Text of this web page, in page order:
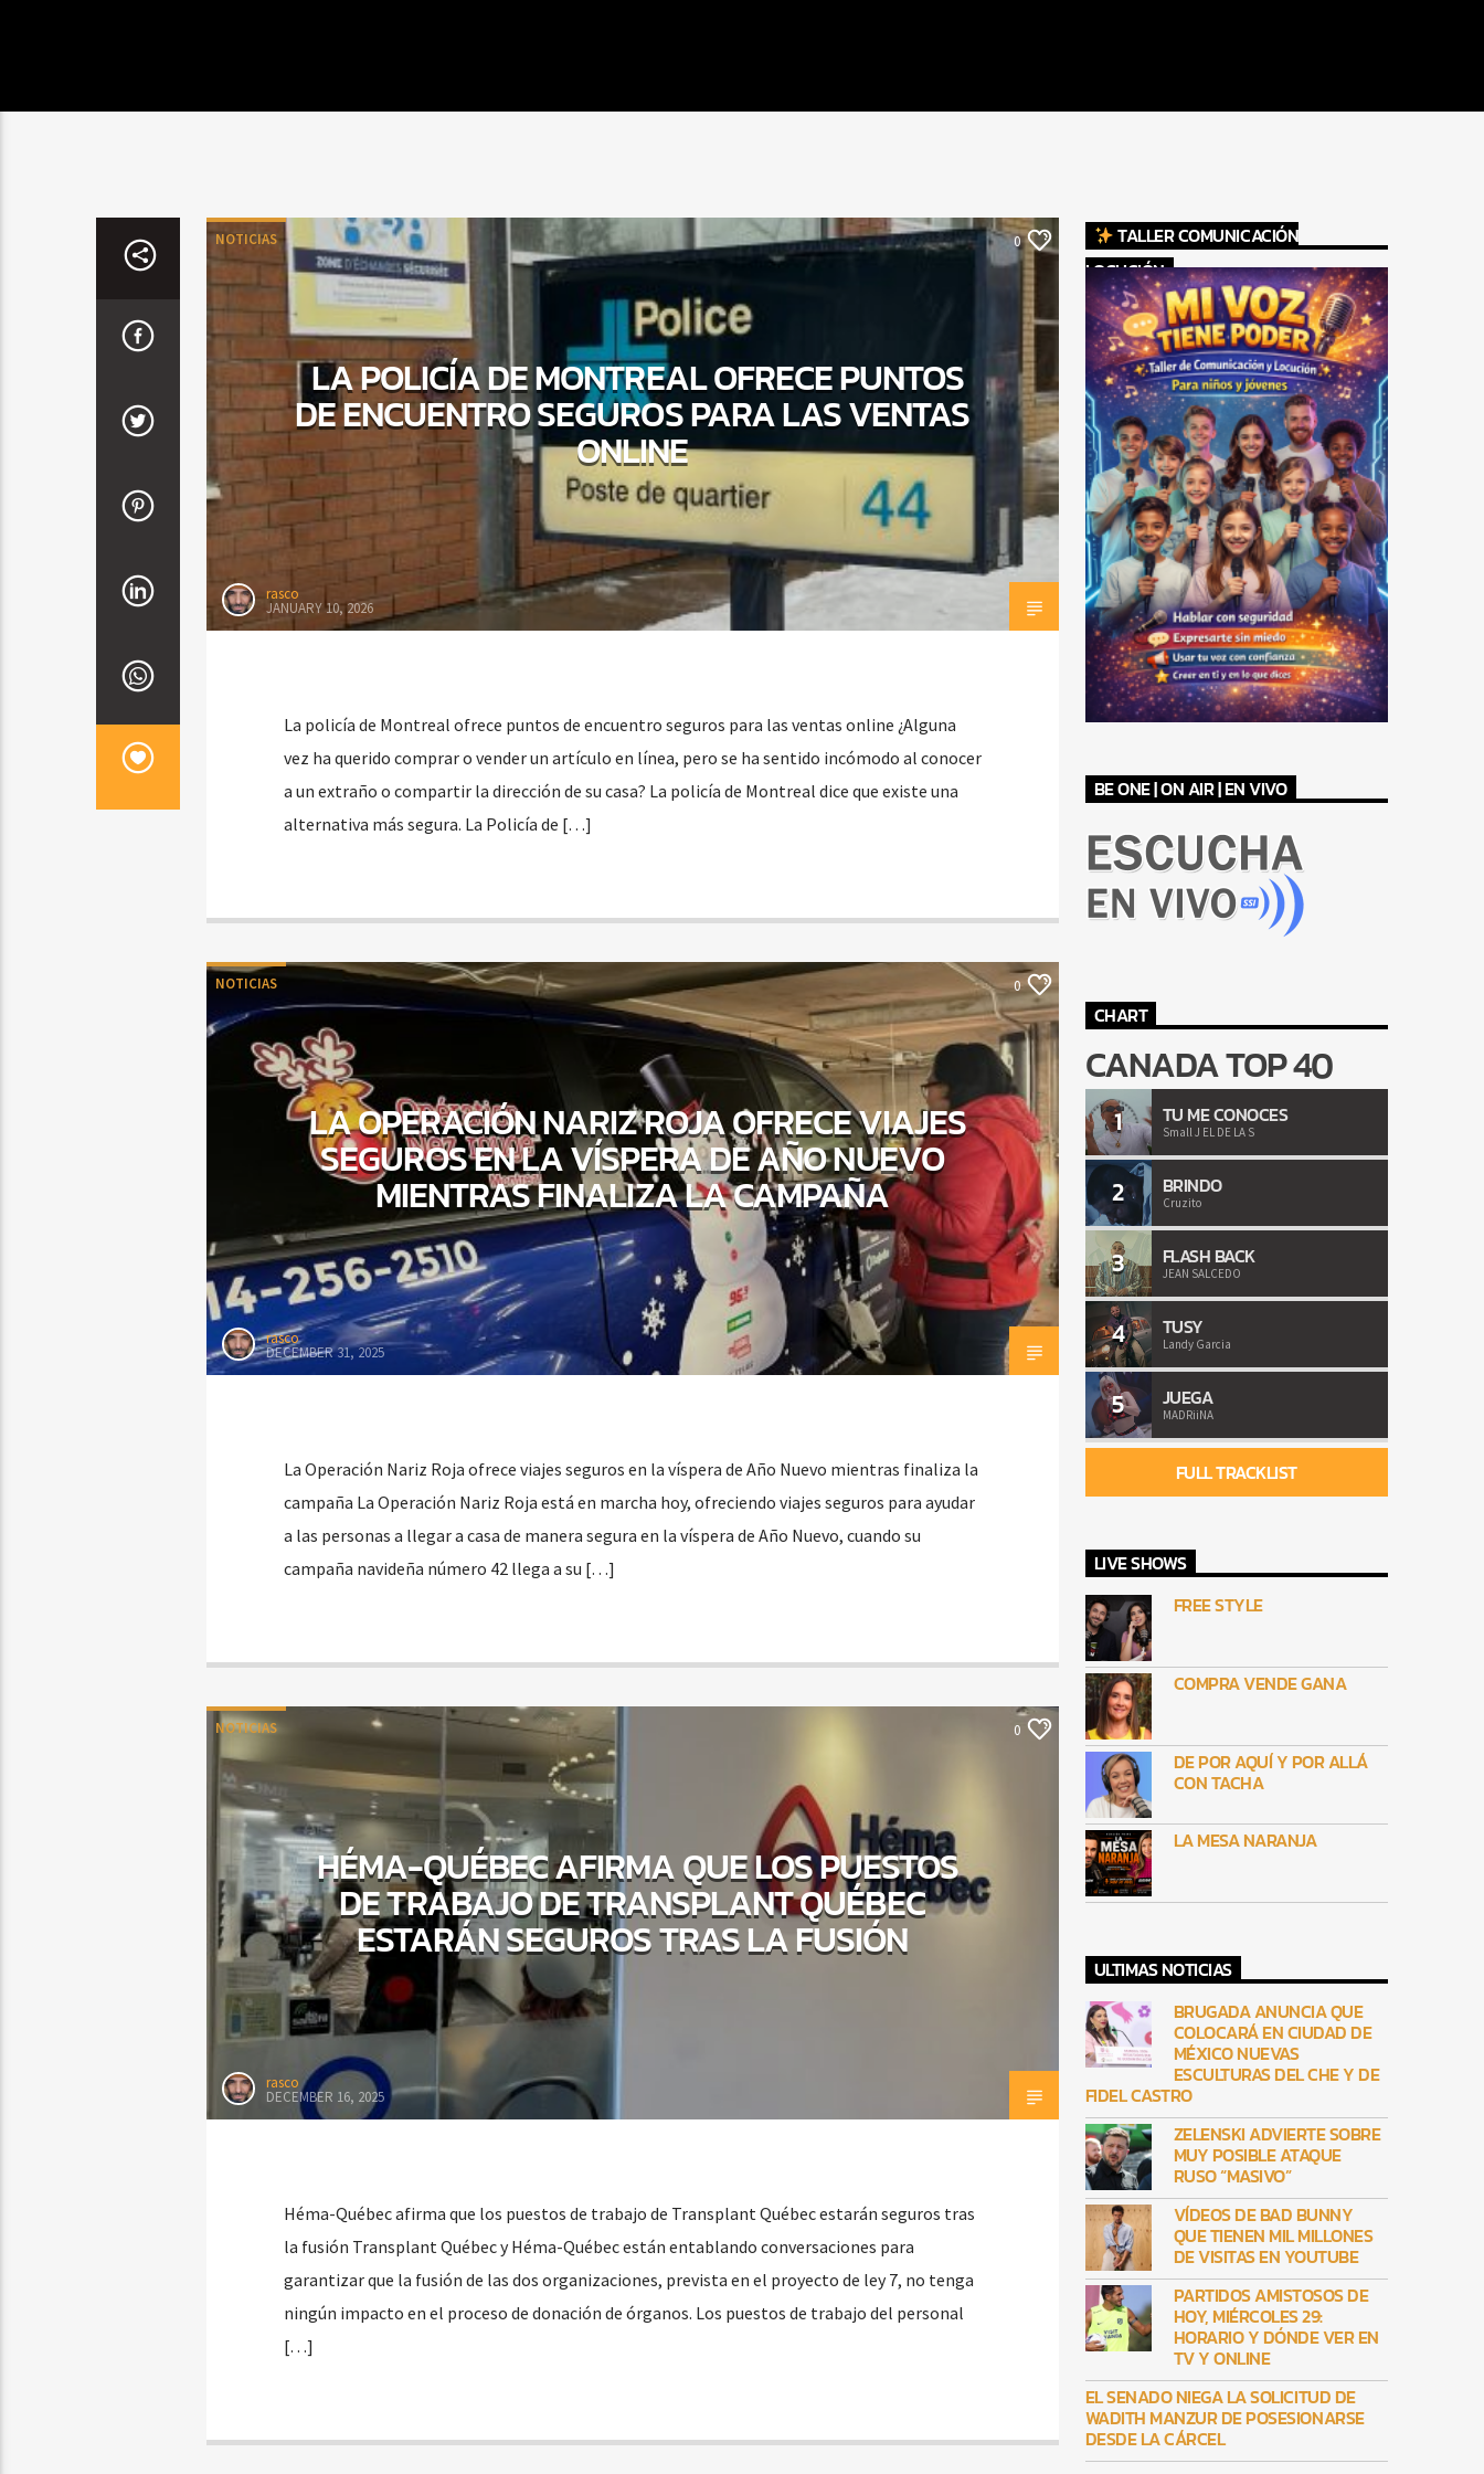
NOTICIAS 0
LA POLICÍA DE MONTREAL OFRECE PUNTOS
DE ENCUENTRO SEGUROS PARA LAS VENTAS
ONLINE
rasco
JANUARY 10, 2026
La policía de Montreal ofrece puntos de encuentro seguros para las ventas online ¿Alguna
vez ha querido comprar o vender un artículo en línea, pero se ha sentido incómodo al conocer
a un extraño o compartir la dirección de su casa? La policía de Montreal dice que existe una
alternativa más segura. La Policía de […]
NOTICIAS 0
LA OPERACIÓN NARIZ ROJA OFRECE VIAJES
SEGUROS EN LA VÍSPERA DE AÑO NUEVO
MIENTRAS FINALIZA LA CAMPAÑA
rasco
DECEMBER 31, 2025
La Operación Nariz Roja ofrece viajes seguros en la víspera de Año Nuevo mientras finaliza la
campaña La Operación Nariz Roja está en marcha hoy, ofreciendo viajes seguros para ayudar
a las personas a llegar a casa de manera segura en la víspera de Año Nuevo, cuando su
campaña navideña número 42 llega a su […]
NOTICIAS 0
HÉMA-QUÉBEC AFIRMA QUE LOS PUESTOS
DE TRABAJO DE TRANSPLANT QUÉBEC
ESTARÁN SEGUROS TRAS LA FUSIÓN
rasco
DECEMBER 16, 2025
Héma-Québec afirma que los puestos de trabajo de Transplant Québec estarán seguros tras
la fusión Transplant Québec y Héma-Québec están entablando conversaciones para
garantizar que la fusión de las dos organizaciones, prevista en el proyecto de ley 7, no tenga
ningún impacto en el proceso de donación de órganos. Los puestos de trabajo del personal
[…]
TALLER COMUNICACIÓN
LOCUCIÓN
BE ONE | ON AIR | EN VIVO
CHART
CANADA TOP 40
1 TU ME CONOCES
Small J EL DE LA S
2 BRINDO
Cruzito
3 FLASH BACK
JEAN SALCEDO
4 TUSY
Landy Garcia
5 JUEGA
MADRiiNA
FULL TRACKLIST
LIVE SHOWS
FREE STYLE
COMPRA VENDE GANA
DE POR AQUÍ Y POR ALLÁ
CON TACHA
LA MESA NARANJA
ULTIMAS NOTICIAS
BRUGADA ANUNCIA QUE
COLOCARÁ EN CIUDAD DE
MÉXICO NUEVAS
ESCULTURAS DEL CHE Y DE
FIDEL CASTRO
ZELENSKI ADVIERTE SOBRE
MUY POSIBLE ATAQUE
RUSO “MASIVO”
VÍDEOS DE BAD BUNNY
QUE TIENEN MIL MILLONES
DE VISITAS EN YOUTUBE
PARTIDOS AMISTOSOS DE
HOY, MIÉRCOLES 29:
HORARIO Y DÓNDE VER EN
TV Y ONLINE
EL SENADO NIEGA LA SOLICITUD DE
WADITH MANZUR DE POSESIONARSE
DESDE LA CÁRCEL